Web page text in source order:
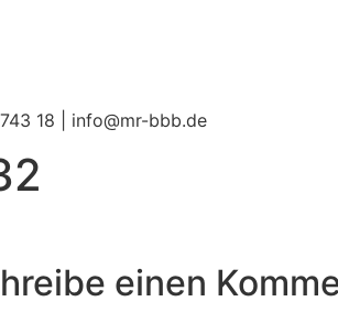
18 | info@mr-bbb.de
einen